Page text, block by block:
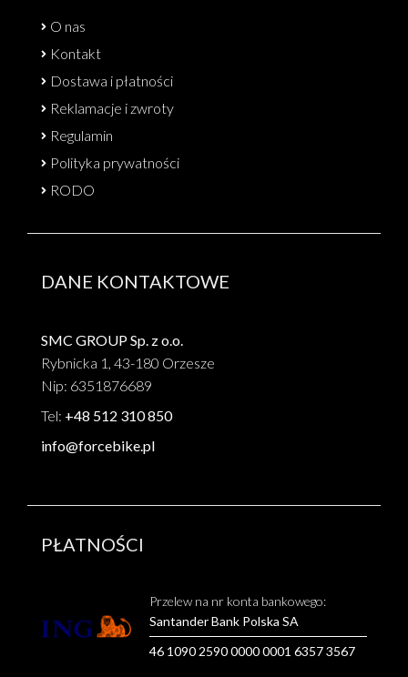
O nas
Kontakt
Dostawa i płatności
Reklamacje i zwroty
Regulamin
Polityka prywatności
RODO
DANE KONTAKTOWE
SMC GROUP Sp. z o.o.
Rybnicka 1, 43-180 Orzesze
Nip: 6351876689
Tel: +48 512 310 850
info@forcebike.pl
PŁATNOŚCI
Przelew na nr konta bankowego:
Santander Bank Polska SA
46 1090 2590 0000 0001 6357 3567